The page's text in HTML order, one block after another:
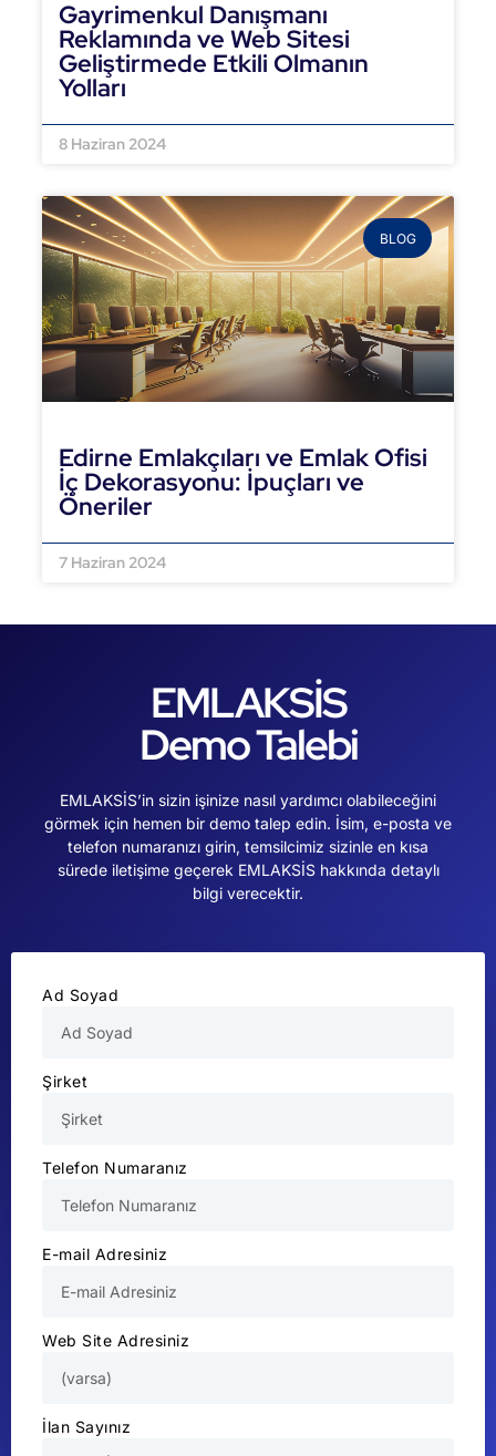
Gayrimenkul Danışmanı
Reklamında ve Web Sitesi
Geliştirmede Etkili Olmanın
Yolları
8 Haziran 2024
BLOG
Edirne Emlakçıları ve Emlak Ofisi
İç Dekorasyonu: İpuçları ve
Öneriler
7 Haziran 2024
EMLAKSİS
Demo Talebi
EMLAKSİS’in sizin işinize nasıl yardımcı olabileceğini
görmek için hemen bir demo talep edin. İsim, e-posta ve
telefon numaranızı girin, temsilcimiz sizinle en kısa
sürede iletişime geçerek EMLAKSİS hakkında detaylı
bilgi verecektir.
Ad Soyad
Şirket
Telefon Numaranız
E-mail Adresiniz
Web Site Adresiniz
İlan Sayınız